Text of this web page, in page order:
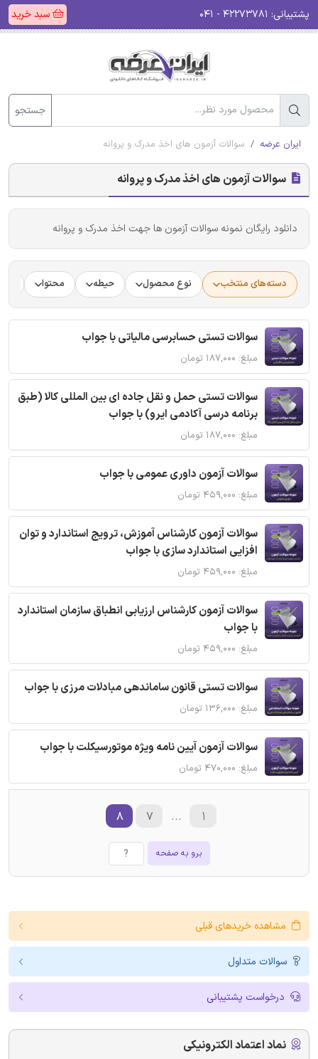
پشتیبانی: سبد خرید
جستجو
ایران عرضه سوالات آزمون های اخذ مدرک و پروانه
سوالات آزمون های اخذ مدرک و پروانه
دانلود رایگان نمونه سوالات آزمون ها جهت اخذ مدرک و پروانه
دسته‌های منتخب نوع محصول حیطه محتوا
سوالات تستی حسابرسی مالیاتی با جواب
مبلغ: ۱۸۷,۰۰۰ تومان
سوالات تستی حمل و نقل جاده ای بین المللی کالا (طبق
برنامه درسی آکادمی ایرو) با جواب
مبلغ: ۱۸۷,۰۰۰ تومان
سوالات آزمون داوری عمومی با جواب
مبلغ: ۴۵۹,۰۰۰ تومان
سوالات آزمون کارشناس آموزش، ترویج استاندارد و توان
افزایی استاندارد سازی با جواب
مبلغ: ۴۵۹,۰۰۰ تومان
سوالات آزمون کارشناس ارزیابی انطباق سازمان استاندارد
با جواب
مبلغ: ۴۵۹,۰۰۰ تومان
سوالات تستی قانون ساماندهی مبادلات مرزی با جواب
مبلغ: ۱۳۶,۰۰۰ تومان
سوالات آزمون آیین نامه ویژه موتورسیکلت با جواب
مبلغ: ۴۷۰,۰۰۰ تومان
برو به صفحه
۱ ... ۷ ۸
مشاهده خریدهای قبلی
سوالات متداول
درخواست پشتیبانی
نماد اعتماد الکترونیکی